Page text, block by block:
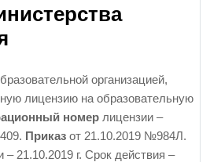
организацией,
лицензию на образовательную
номер лицензии –
Приказ от 21.10.2019 №984Л.
– 21.10.2019 г. Срок действия –